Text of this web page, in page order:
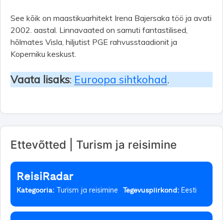
See kõik on maastikuarhitekt Irena Bajersaka töö ja avati
2002. aastal. Linnavaated on samuti fantastilised,
hõlmates Visla, hiljutist PGE rahvusstaadionit ja
Koperniku keskust.
Vaata lisaks: Euroopa sihtkohad.
Ettevõtted | Turism ja reisimine
ReisiRadar
Kategooria: Turism ja reisimine Tegevuspiirkond: Eesti